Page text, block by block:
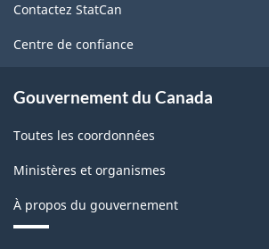
ce
site
Contactez StatCan
Centre de confiance
Gouvernement du Canada
Toutes les coordonnées
Ministères et organismes
À propos du gouvernement